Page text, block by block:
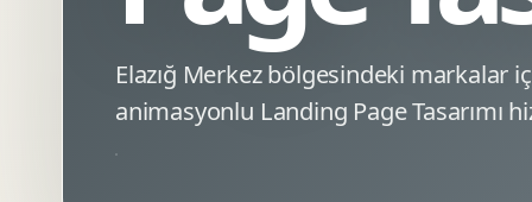
Minimal Logo Tasarimi
Amblem Tasarimi
Logo Revizyonu
Tipografik Logo Tasarimi
Google Ads Reklam Tasarimi
Kampanya Stratejisi
Performans Reklam Kreatifleri
Elazığ Merkez bölgesindeki markalar
animasyonlu Landing Page Tasarımı